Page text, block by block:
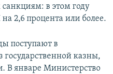
в этом году
2,6 процента или более.
поступают в
государственной казны,
В январе Министерство